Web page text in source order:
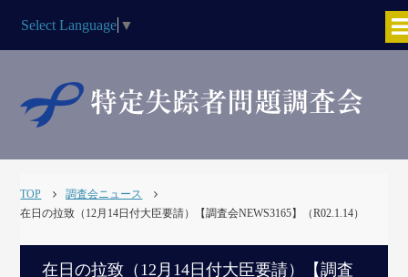
Select Language ▼
TOP
調査会ニュース
在日の拉致（12月14日付大臣要請）【調査会NEWS3165】（R02.1.14）
在日の拉致（12月14日付大臣要請）【調査